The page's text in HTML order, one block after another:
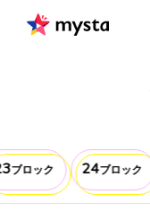
ブロック 24ブロック